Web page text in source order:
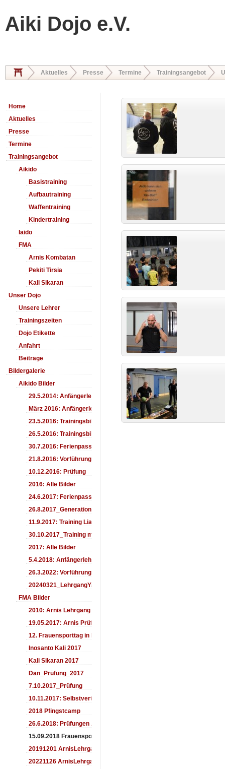
Aiki Dojo e.V.
Aktuelles Presse Termine Trainingsangebot
Home
Aktuelles
Presse
Termine
Trainingsangebot
Aikido
Basistraining
Aufbautraining
Waffentraining
Kindertraining
Iaido
FMA
Arnis Kombatan
Pekiti Tirsia
Kali Sikaran
Unser Dojo
Unsere Lehrer
Trainingszeiten
Dojo Etikette
Anfahrt
Beiträge
Bildergalerie
Aikido Bilder
29.5.2014: Anfängerlehrgang Aiki-Ken
März 2016: Anfängerlehrgang
23.5.2016: Trainingsbilder
26.5.2016: Trainingsbilder
30.7.2016: Ferienpass
21.8.2016: Vorführung Bergfest Sehnde
10.12.2016: Prüfung
2016: Alle Bilder
24.6.2017: Ferienpass
26.8.2017_Generationentag_Sehnde
11.9.2017: Training LiaSuzuki Hildesheim
30.10.2017_Training mit Ando
2017: Alle Bilder
5.4.2018: Anfängerlehrgang
26.3.2022: Vorführung
20240321_LehrgangYamashima
FMA Bilder
2010: Arnis Lehrgang
19.05.2017: Arnis Prüfung
12. Frauensporttag in Langenhagen 2017
Inosanto Kali 2017
Kali Sikaran 2017
Dan_Prüfung_2017
7.10.2017_Prüfung
10.11.2017: Selbstverteidigung für Kinder
2018 Pfingstcamp
26.6.2018: Prüfungen Arnis
15.09.2018 Frauensporttag
20191201 ArnisLehrgang
20221126 ArnisLehrgang